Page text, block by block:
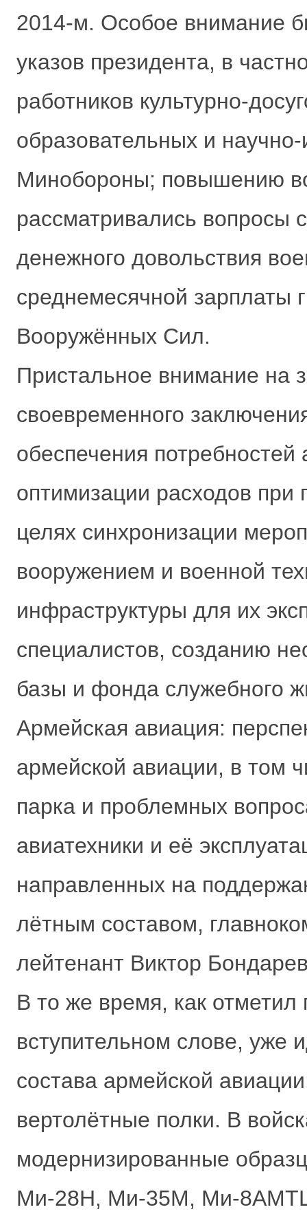
2014-м. Особое внимание
указов президента, в
работников культурно-
образовательных и
Минобороны; повышению
рассматривались вопросы
денежного довольствия
среднемесячной зарплаты
Вооружённых Сил.
Пристальное внимание на
своевременного
обеспечения
оптимизации расходов при
целях синхронизации
вооружением и военной
инфраструктуры для их
специалистов, созданию
базы и фонда служебного
Армейская авиация:
армейской авиации, в том
парка и проблемных
авиатехники и её
направленных на
лётным составом,
лейтенант Виктор
В то же время, как
вступительном слове, уже
состава армейской
вертолётные полки. В
модернизированные
Ми-28Н, Ми-35М, Ми-